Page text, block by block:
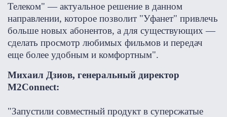
Телеком" — актуальное решение в данном
направлении, которое позволит "Уфанет" привлечь
больше новых абонентов, а для существующих —
сделать просмотр любимых фильмов и передач
еще более удобным и комфортным".
Михаил Дзиов, генеральный директор
М2Connect:
"Запустили совместный продукт в суперсжатые